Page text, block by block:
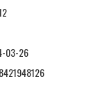
03-26